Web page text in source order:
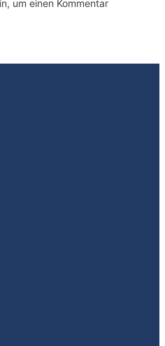
um einen Kommentar